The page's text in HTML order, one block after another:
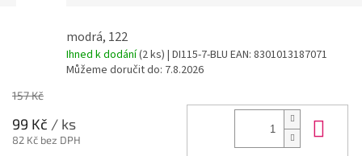
modrá, 122
Ihned k dodání(2 ks) | DI115-7-BLU EAN: 8301013187071
Můžeme doručit do: 7.8.2026
157 Kč
99 Kč / ks
82 Kč bez DPH